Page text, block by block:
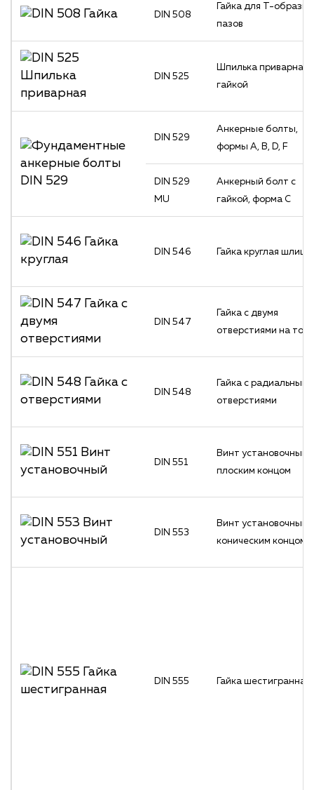
DIN 508
Гайка для Т-
пазов
DIN 525
Шпилька приварная
гайкой
DIN 529
Анкерные болты,
формы A, B, D, F
DIN 529
MU
Анкерный болт с
гайкой, форма С
DIN 546 Гайка круглая
DIN 547
Гайка с двумя
отверстиями на
DIN 548
Гайка с радиальными
отверстиями
DIN 551
Винт установочный с
плоским концом
DIN 553
Винт установочный с
коническим концом
DIN 555 Гайка шестигранная